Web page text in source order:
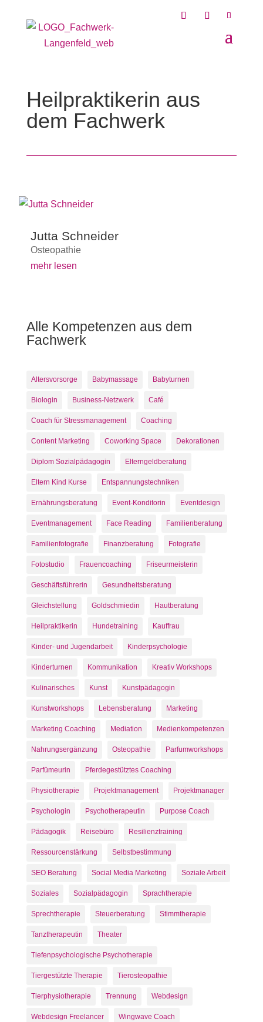
Heilpraktikerin aus
dem Fachwerk
Jutta Schneider
Osteopathie
mehr lesen
Alle Kompetenzen aus dem
Fachwerk
Altersvorsorge Babymassage Babyturnen
Biologin Business-Netzwerk Café
Coach für Stressmanagement Coaching
Content Marketing Coworking Space Dekorationen
Diplom Sozialpädagogin Elterngeldberatung
Eltern Kind Kurse Entspannungstechniken
Ernährungsberatung Event-Konditorin Eventdesign
Eventmanagement Face Reading Familienberatung
Familienfotografie Finanzberatung Fotografie
Fotostudio Frauencoaching Friseurmeisterin
Geschäftsführerin Gesundheitsberatung
Gleichstellung Goldschmiedin Hautberatung
Heilpraktikerin Hundetraining Kauffrau
Kinder- und Jugendarbeit Kinderpsychologie
Kinderturnen Kommunikation Kreativ Workshops
Kulinarisches Kunst Kunstpädagogin
Kunstworkshops Lebensberatung Marketing
Marketing Coaching Mediation Medienkompetenzen
Nahrungsergänzung Osteopathie Parfumworkshops
Parfümeurin Pferdegestütztes Coaching
Physiotherapie Projektmanagement Projektmanager
Psychologin Psychotherapeutin Purpose Coach
Pädagogik Reisebüro Resilienztraining
Ressourcenstärkung Selbstbestimmung
SEO Beratung Social Media Marketing Soziale Arbeit
Soziales Sozialpädagogin Sprachtherapie
Sprechtherapie Steuerberatung Stimmtherapie
Tanztherapeutin Theater
Tiefenpsychologische Psychotherapie
Tiergestützte Therapie Tierosteopathie
Tierphysiotherapie Trennung Webdesign
Webdesign Freelancer Wingwave Coach